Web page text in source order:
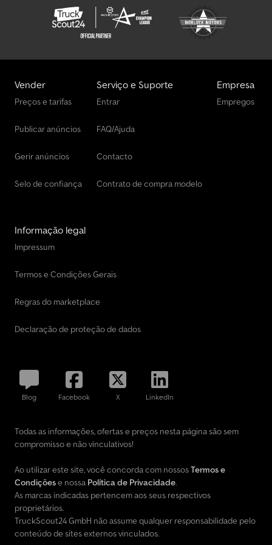
Schmitz Cargobull Chassis
Viberti Chassis
Vlemmix Chassis
Vender
Preços e tarifas
Publicar anúncios
Gerir anúncios
Selo de confiança
Serviço e Suporte
Entrar
FAQ/Ajuda
Contacto
Contrato de compra modelo
Empresa
Empregos
Informação legal
Impressum
Termos e Condições Gerais
Regras do marketplace
Declaração de proteção de dados
Blog Facebook X LinkedIn
Todas as informações, ofertas e preços nesta página são sem
compromisso e não vinculativos!
Ao utilizar este site, você concorda com nossosTermos e
Condiçõese nossa Política de Privacidade.
As marcas indicadas pertencem aos seus respectivos
proprietários.
TruckScout24 GmbH não assume qualquer responsabilidade pelo
conteúdo de sites externos vinculados.